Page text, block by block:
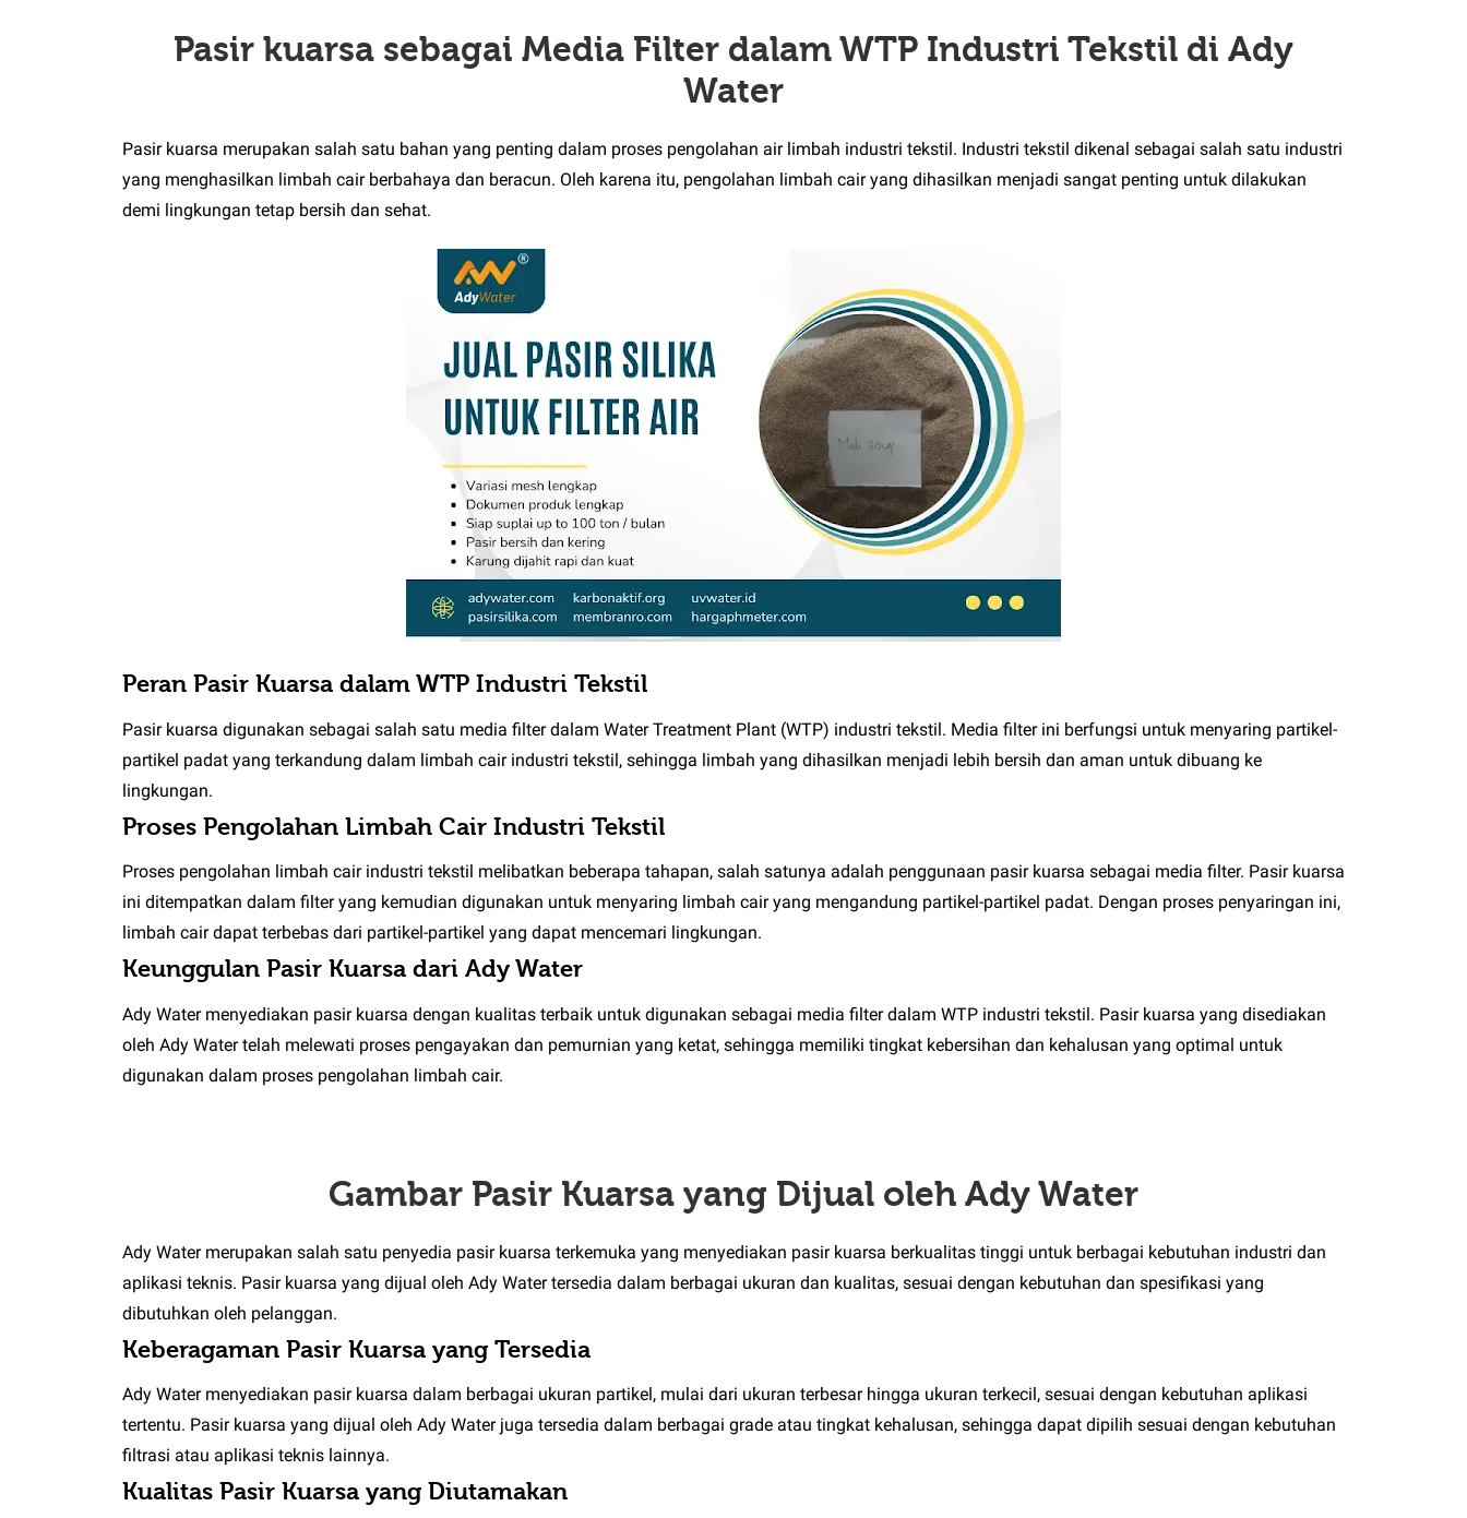
Pasir kuarsa sebagai Media Filter dalam WTP Industri Tekstil di Ady
Water
Pasir kuarsa merupakan salah satu bahan yang penting dalam proses pengolahan air limbah industri tekstil. Industri tekstil dikenal sebagai salah satu industri
yang menghasilkan limbah cair berbahaya dan beracun. Oleh karena itu, pengolahan limbah cair yang dihasilkan menjadi sangat penting untuk dilakukan
demi lingkungan tetap bersih dan sehat.
Peran Pasir Kuarsa dalam WTP Industri Tekstil
Pasir kuarsa digunakan sebagai salah satu media filter dalam Water Treatment Plant (WTP) industri tekstil. Media filter ini berfungsi untuk menyaring partikel-
partikel padat yang terkandung dalam limbah cair industri tekstil, sehingga limbah yang dihasilkan menjadi lebih bersih dan aman untuk dibuang ke
lingkungan.
Proses Pengolahan Limbah Cair Industri Tekstil
Proses pengolahan limbah cair industri tekstil melibatkan beberapa tahapan, salah satunya adalah penggunaan pasir kuarsa sebagai media filter. Pasir kuarsa
ini ditempatkan dalam filter yang kemudian digunakan untuk menyaring limbah cair yang mengandung partikel-partikel padat. Dengan proses penyaringan ini,
limbah cair dapat terbebas dari partikel-partikel yang dapat mencemari lingkungan.
Keunggulan Pasir Kuarsa dari Ady Water
Ady Water menyediakan pasir kuarsa dengan kualitas terbaik untuk digunakan sebagai media filter dalam WTP industri tekstil. Pasir kuarsa yang disediakan
oleh Ady Water telah melewati proses pengayakan dan pemurnian yang ketat, sehingga memiliki tingkat kebersihan dan kehalusan yang optimal untuk
digunakan dalam proses pengolahan limbah cair.
Gambar Pasir Kuarsa yang Dijual oleh Ady Water
Ady Water merupakan salah satu penyedia pasir kuarsa terkemuka yang menyediakan pasir kuarsa berkualitas tinggi untuk berbagai kebutuhan industri dan
aplikasi teknis. Pasir kuarsa yang dijual oleh Ady Water tersedia dalam berbagai ukuran dan kualitas, sesuai dengan kebutuhan dan spesifikasi yang
dibutuhkan oleh pelanggan.
Keberagaman Pasir Kuarsa yang Tersedia
Ady Water menyediakan pasir kuarsa dalam berbagai ukuran partikel, mulai dari ukuran terbesar hingga ukuran terkecil, sesuai dengan kebutuhan aplikasi
tertentu. Pasir kuarsa yang dijual oleh Ady Water juga tersedia dalam berbagai grade atau tingkat kehalusan, sehingga dapat dipilih sesuai dengan kebutuhan
filtrasi atau aplikasi teknis lainnya.
Kualitas Pasir Kuarsa yang Diutamakan